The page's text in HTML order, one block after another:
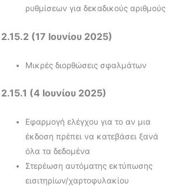
ρυθμίσεων για δεκαδικούς αριθμούς
2.15.2 (17 Ιουνίου 2025)
Μικρές διορθώσεις σφαλμάτων
2.15.1 (4 Ιουνίου 2025)
Εφαρμογή ελέγχου για το αν μια
έκδοση πρέπει να κατεβάσει ξανά
όλα τα δεδομένα
Στερέωση αυτόματης εκτύπωσης
εισιτηρίων/χαρτοφυλακίου